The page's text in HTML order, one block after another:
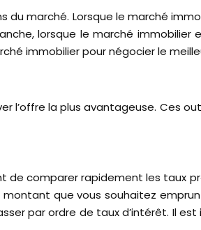
marché. Lorsque le marché
lorsque le marché immobilier
immobilier pour négocier le
l’offre la plus avantageuse. Ces
de comparer rapidement les taux
que vous souhaitez
par ordre de taux d’intérêt. Il